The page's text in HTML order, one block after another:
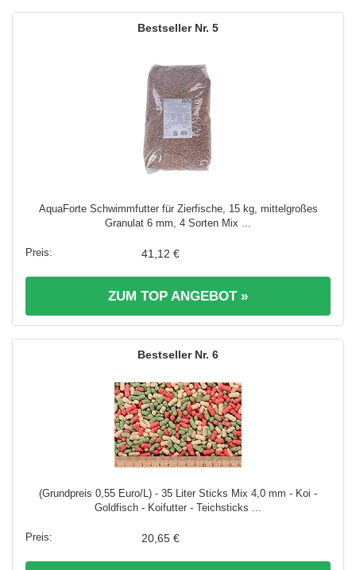
5
AquaForte Schwimmfutter für Zierfische, 15 kg, mittelgroßes
Granulat 6 mm, 4 Sorten Mix ...
41,12 €
ZUM TOP ANGEBOT »
6
(Grundpreis 0,55 Euro/L) - 35 Liter Sticks Mix 4,0 mm - Koi -
Goldfisch - Koifutter - Teichsticks ...
20,65 €